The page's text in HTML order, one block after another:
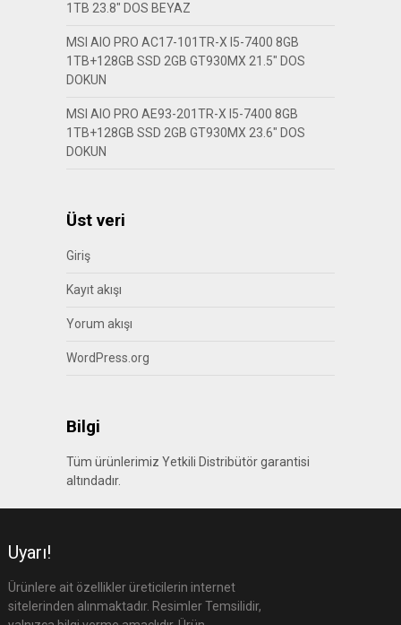
1TB 23.8″ DOS BEYAZ
MSI AIO PRO AC17-101TR-X I5-7400 8GB
1TB+128GB SSD 2GB GT930MX 21.5″ DOS
DOKUN
MSI AIO PRO AE93-201TR-X I5-7400 8GB
1TB+128GB SSD 2GB GT930MX 23.6″ DOS
DOKUN
Üst veri
Giriş
Kayıt akışı
Yorum akışı
WordPress.org
Bilgi
Tüm ürünlerimiz Yetkili Distribütör garantisi
altındadır.
Uyarı!
Ürünlere ait özellikler üreticilerin internet
sitelerinden alınmaktadır. Resimler Temsilidir,